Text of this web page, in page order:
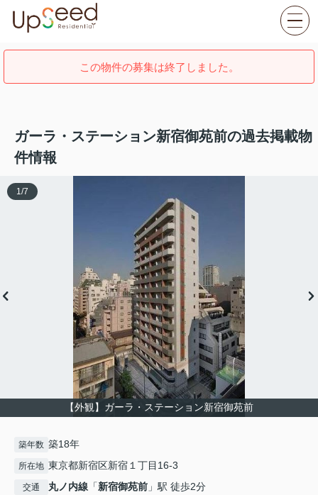
この物件の募集は終了しました。
ガーラ・ステーション新宿御苑前の過去掲載物
件情報
【外観】ガーラ・ステーション新宿御苑前
1 /7
築年数 築18年
所在地 東京都新宿区新宿１丁目16-3
交通 丸ノ内線 「新宿御苑前 」駅 徒歩2分